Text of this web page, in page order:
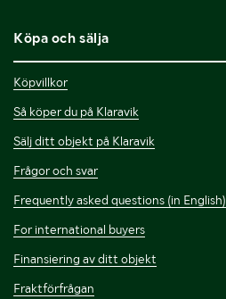
Köpa och sälja
Köpvillkor
Så köper du på Klaravik
Sälj ditt objekt på Klaravik
Frågor och svar
Frequently asked questions (in English)
For international buyers
Finansiering av ditt objekt
Fraktförfrågan